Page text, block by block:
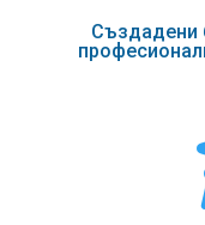
Създадени